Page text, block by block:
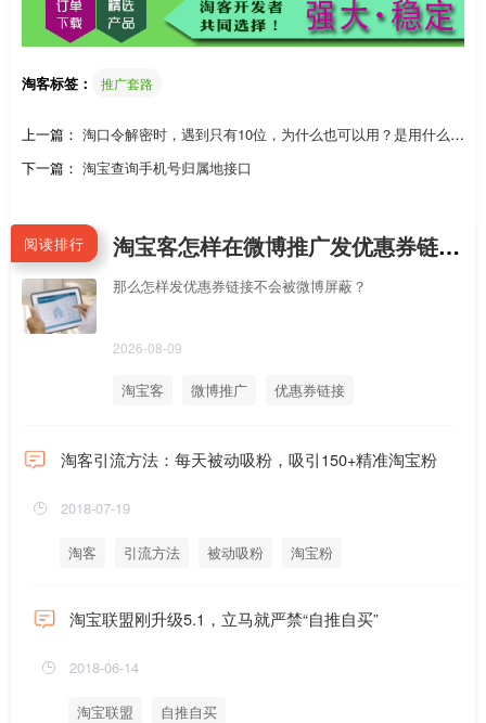
淘客标签： 推广套路
上一篇： 淘口令解密时，遇到只有10位，为什么也可以用？是用什么接
口可以解析十位淘口令
下一篇： 淘宝查询手机号归属地接口
阅读排行 淘宝客怎样在微博推广发优惠券链接不会被屏蔽拦截？手机新浪微博APP怎么直接跳到淘宝APP领券？
那么怎样发优惠券链接不会被微博屏蔽？
2026-08-09
淘宝客 微博推广 优惠券链接
淘客引流方法：每天被动吸粉，吸引150+精准淘宝粉
2018-07-19
淘客 引流方法 被动吸粉 淘宝粉
淘宝联盟刚升级5.1，立马就严禁“自推自买”
2018-06-14
淘宝联盟 自推自买